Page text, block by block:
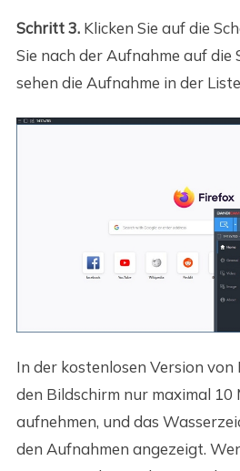
Schritt 3. Klicken Sie auf die
Sie nach der Aufnahme auf die
sehen die Aufnahme in der
In der kostenlosen Version von
den Bildschirm nur maximal 10
aufnehmen, und das
den Aufnahmen angezeigt.